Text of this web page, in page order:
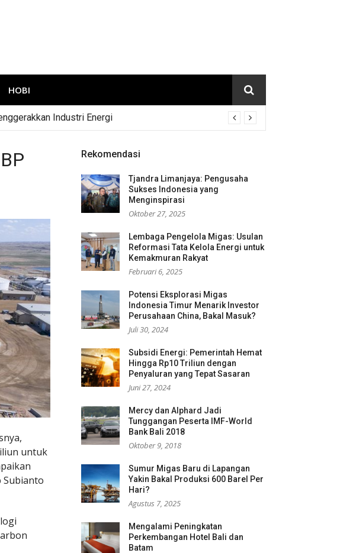
HOBI
Industri Energi
untuk
Subianto
Rekomendasi
Tjandra Limanjaya: Pengusaha
Sukses Indonesia yang
Menginspirasi
Oktober 27, 2025
Lembaga Pengelola Migas: Usulan
Reformasi Tata Kelola Energi untuk
Kemakmuran Rakyat
Februari 6, 2025
Potensi Eksplorasi Migas
Indonesia Timur Menarik Investor
Perusahaan China, Bakal Masuk?
Juli 30, 2024
Subsidi Energi: Pemerintah Hemat
Hingga Rp10 Triliun dengan
Penyaluran yang Tepat Sasaran
Juni 27, 2024
Mercy dan Alphard Jadi
Tunggangan Peserta IMF-World
Bank Bali 2018
Oktober 9, 2018
Sumur Migas Baru di Lapangan
Yakin Bakal Produksi 600 Barel Per
Hari?
Agustus 7, 2025
Mengalami Peningkatan
Perkembangan Hotel Bali dan
Batam